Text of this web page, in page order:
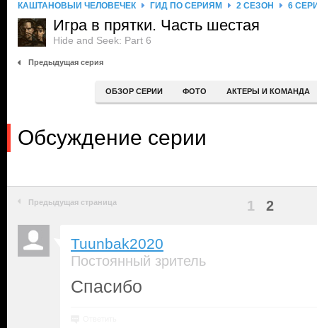
КАШТАНОВЫЙ ЧЕЛОВЕЧЕК ГИД ПО СЕРИЯМ 2 СЕЗОН 6
Игра в прятки. Часть шестая
Hide and Seek: Part 6
Предыдущая серия
ОБЗОР СЕРИИ ФОТО АКТЕРЫ И КОМАНДА
Обсуждение серии
Предыдущая страница 1 2
Tuunbak2020
Постоянный зритель
Спасибо